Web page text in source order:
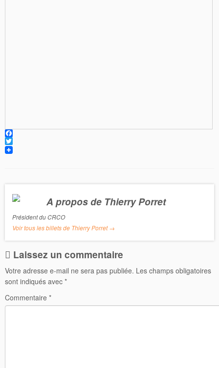
F
a
c
T
w
A propos de Thierry Porret
Président du CRCO
Voir tous les billets de Thierry Porret→
Laissez un commentaire
Votre adresse e-mail ne sera pas publiée. Les champs obligatoires
sont indiqués avec *
Commentaire *